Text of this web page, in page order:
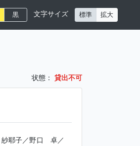
黒 文字サイズ 標準 拡大
状態： 貸出不可
耶子／野口 卓／